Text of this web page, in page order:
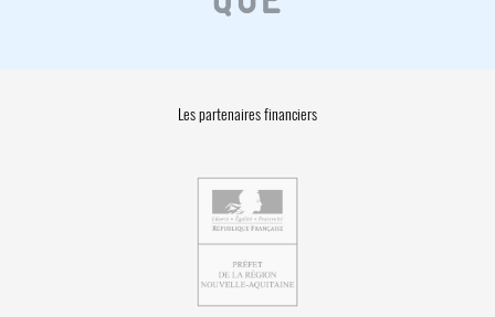
Les partenaires financiers